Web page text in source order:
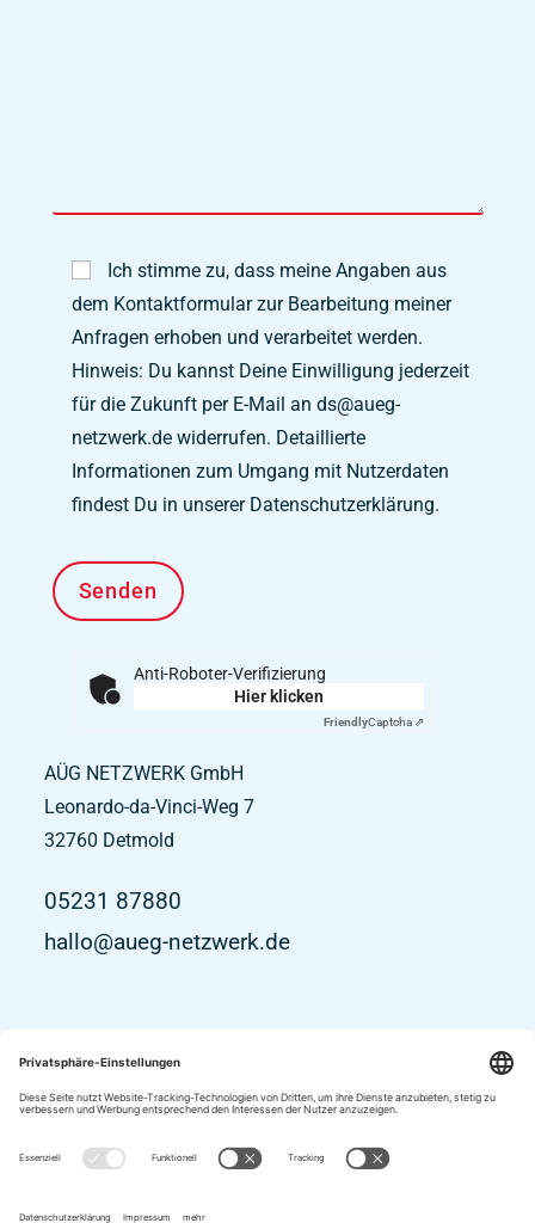
AÜG NETZWERK GmbH
Leonardo-da-Vinci-Weg 7
32760 Detmold
05231 87880
hallo@aueg-netzwerk.de
Ich stimme zu, dass meine Angaben aus
dem Kontaktformular zur Bearbeitung meiner
Anfragen erhoben und verarbeitet werden.
Hinweis: Du kannst Deine Einwilligung jederzeit
für die Zukunft per E-Mail an ds@aueg-
netzwerk.de widerrufen. Detaillierte
Informationen zum Umgang mit Nutzerdaten
findest Du in unserer Datenschutzerklärung.
Anti-Roboter-Verifizierung
Hier klicken
FriendlyCaptcha ⇗
Impressum